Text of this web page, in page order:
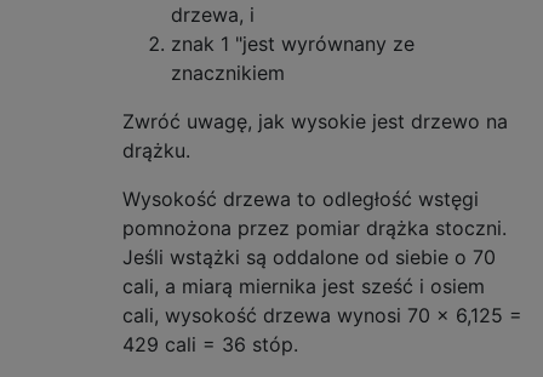
drzewa, i
znak 1 "jest wyrównany ze
znacznikiem
Zwróć uwagę, jak wysokie jest drzewo na
drążku.
Wysokość drzewa to odległość wstęgi
pomnożona przez pomiar drążka stoczni.
Jeśli wstążki są oddalone od siebie o 70
cali, a miarą miernika jest sześć i osiem
cali, wysokość drzewa wynosi 70 x 6,125 =
429 cali = 36 stóp.